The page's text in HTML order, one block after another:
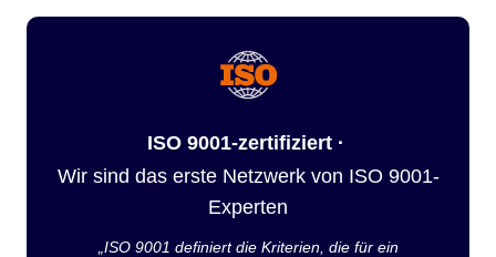
ISO 9001-zertifiziert ·
Wir sind das erste Netzwerk von ISO 9001-
Experten
„ISO 9001 definiert die Kriterien, die für ein